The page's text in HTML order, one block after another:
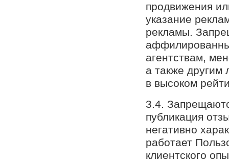
продвижения
указание
рекламы.
агентствам,
а также другим
в высоком
3.4.
публикация
негативно
работает
клиентского